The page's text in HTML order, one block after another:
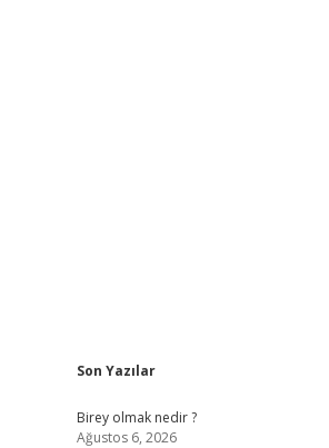
Sidebar
Son Yazılar
Birey olmak nedir ?
Ağustos 6, 2026